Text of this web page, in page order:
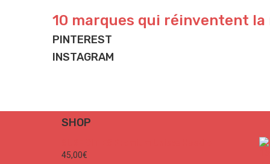
10 marques qui réinventent
PINTEREST
INSTAGRAM
#cali #california #palmtrees #sunset #goodvibes
📷 & 🖋️ @thewickedpink
SHOP
45,00€